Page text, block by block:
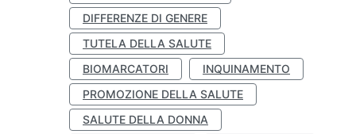
DIFFERENZE DI GENERE
TUTELA DELLA SALUTE
BIOMARCATORI
INQUINAMENTO
PROMOZIONE DELLA SALUTE
SALUTE DELLA DONNA